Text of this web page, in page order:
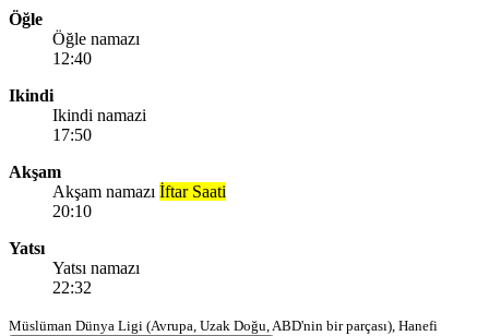
Öğle
Öğle namazı
12:40
Ikindi
Ikindi namazi
17:50
Akşam
Akşam namazı İftar Saati
20:10
Yatsı
Yatsı namazı
22:32
Müslüman Dünya Ligi (Avrupa, Uzak Doğu, ABD'nin bir parçası), Hanefi